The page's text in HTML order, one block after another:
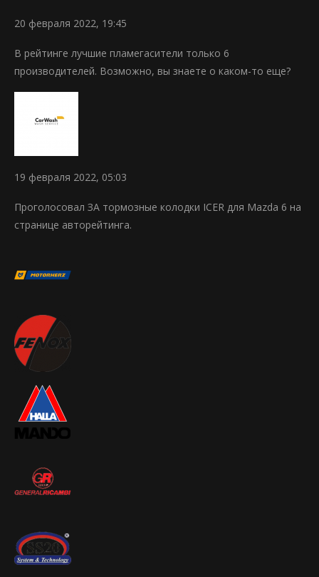
20 февраля 2022, 19:45
В рейтинге лучшие пламегасители только 6
производителей. Возможно, вы знаете о каком-то еще?
19 февраля 2022, 05:03
Проголосовал ЗА тормозные колодки ICER для Mazda 6 на
странице авторейтинга.